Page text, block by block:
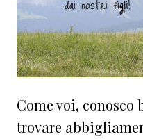
Come voi,
trovare